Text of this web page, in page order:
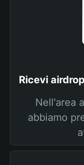
Ricevi
Nell'area
abbiamo